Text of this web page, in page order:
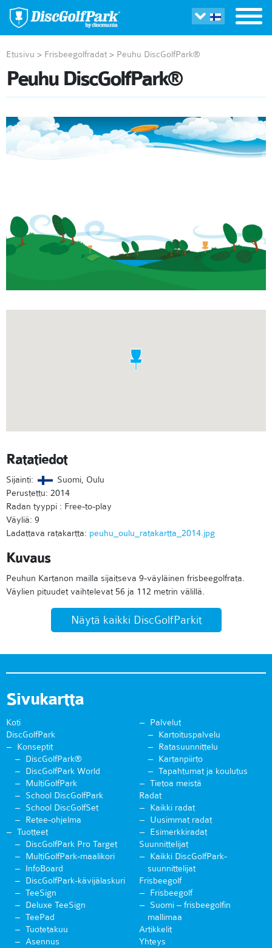
Etusivu > Frisbeegolfradat > Peuhu DiscGolfPark®
Peuhu DiscGolfPark®
Ratatiedot
Sijainti:
Suomi, Oulu
Perustettu: 2014
Radan tyyppi : Free-to-play
Väyliä: 9
Ladattava ratakartta: peuhu_oulu_ratakartta_2014.jpg
Kuvaus
Peuhun Kartanon mailla sijaitseva 9-väyläinen frisbeegolfrata.
Väylien pituudet vaihtelevat 56 ja 112 metrin välillä.
Näytä kaikki DiscGolfParkit
Sivukartta
Koti
DiscGolfPark
Konseptit
DiscGolfPark®
DiscGolfPark World
MultiGolfPark
School DiscGolfPark
School DiscGolfSet
Retee-ohjelma
Tuotteet
DiscGolfPark Pro Target
MultiGolfPark-maalikori
InfoBoard
DiscGolfPark-kävijälaskuri
TeeSign
Deluxe TeeSign
TeePad
Tuotetakuu
Asennus
Palvelut
Kartoituspalvelu
Ratasuunnittelu
Kartanpiirto
Tapahtumat ja koulutus
Tietoa meistä
Radat
Kaikki radat
Uusimmat radat
Esimerkkiradat
Suunnittelijat
Kaikki DiscGolfPark-
suunnittelijat
Frisbeegolf
Frisbeegolf
Suomi – frisbeegolfin
mallimaa
Artikkelit
Yhteys